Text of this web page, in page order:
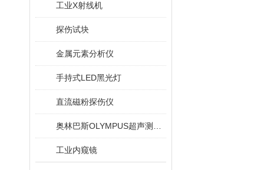
工业X射线机
探伤试块
金属元素分析仪
手持式LED黑光灯
直流磁粉探伤仪
工业内窥镜